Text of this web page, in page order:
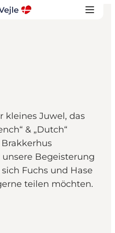
kleines Juwel, das
& „Dutch“
Begeisterung
Fuchs und Hase
teilen möchten.